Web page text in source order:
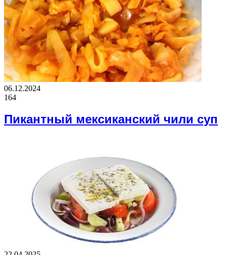
06.12.2024
164
Пикантный мексиканский чили суп